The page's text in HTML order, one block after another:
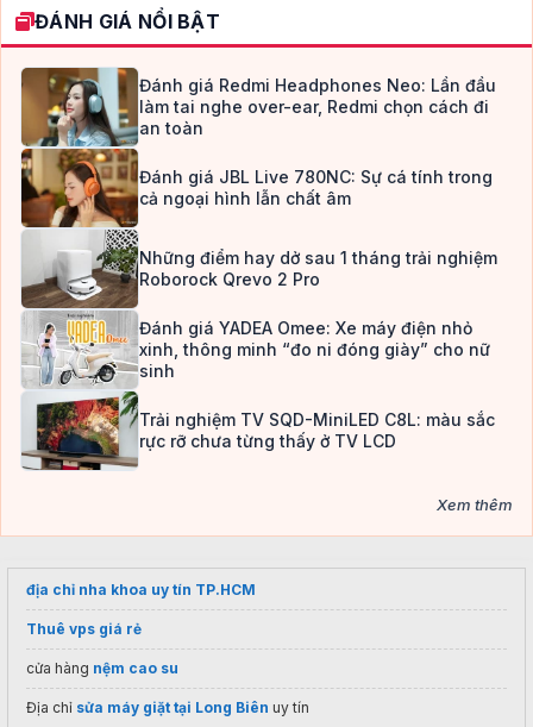
ĐÁNH GIÁ NỔI BẬT
Đánh giá Redmi Headphones Neo: Lần đầu
làm tai nghe over-ear, Redmi chọn cách đi
an toàn
Đánh giá JBL Live 780NC: Sự cá tính trong
cả ngoại hình lẫn chất âm
Những điểm hay dở sau 1 tháng trải nghiệm
Roborock Qrevo 2 Pro
Đánh giá YADEA Omee: Xe máy điện nhỏ
xinh, thông minh “đo ni đóng giày” cho nữ
sinh
Trải nghiệm TV SQD-MiniLED C8L: màu sắc
rực rỡ chưa từng thấy ở TV LCD
Xem thêm
địa chỉ nha khoa uy tín TP.HCM
Thuê vps giá rẻ
cửa hàng nệm cao su
Địa chỉ sửa máy giặt tại Long Biên uy tín